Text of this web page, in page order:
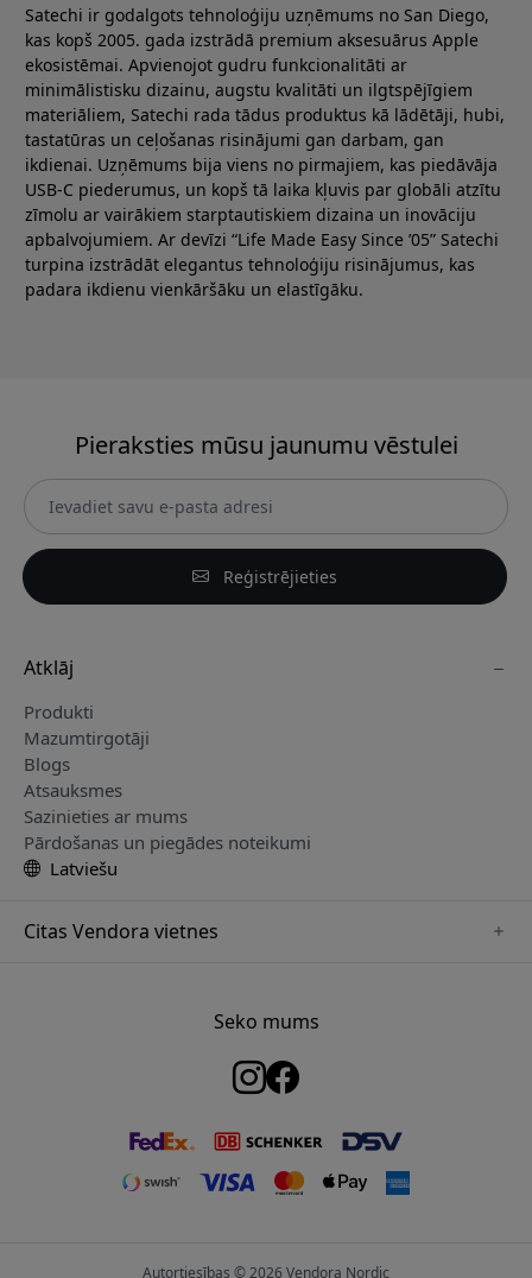
Satechi ir godalgots tehnoloģiju uzņēmums no San Diego,
kas kopš 2005. gada izstrādā premium aksesuārus Apple
ekosistēmai. Apvienojot gudru funkcionalitāti ar
minimālistisku dizainu, augstu kvalitāti un ilgtspējīgiem
materiāliem, Satechi rada tādus produktus kā lādētāji, hubi,
tastatūras un ceļošanas risinājumi gan darbam, gan
ikdienai. Uzņēmums bija viens no pirmajiem, kas piedāvāja
USB-C piederumus, un kopš tā laika kļuvis par globāli atzītu
zīmolu ar vairākiem starptautiskiem dizaina un inovāciju
apbalvojumiem. Ar devīzi “Life Made Easy Since ’05” Satechi
turpina izstrādāt elegantus tehnoloģiju risinājumus, kas
padara ikdienu vienkāršāku un elastīgāku.
Pieraksties mūsu jaunumu vēstulei
Reģistrējieties
Atklāj
Produkti
Mazumtirgotāji
Blogs
Atsauksmes
Sazinieties ar mums
Pārdošanas un piegādes noteikumi
Latviešu
Citas Vendora vietnes
www.pipetto.se
Seko mums
Autortiesības © 2026 Vendora Nordic